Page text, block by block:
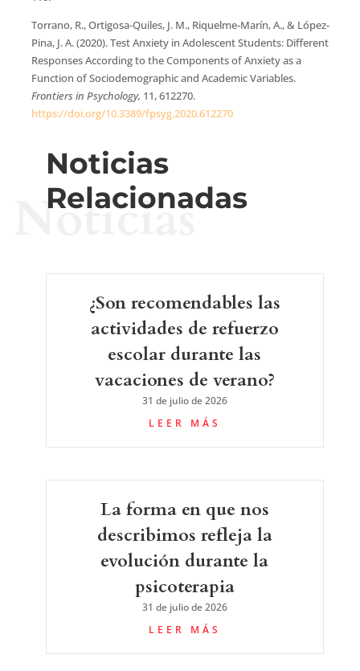
Torrano, R., Ortigosa-Quiles, J. M., Riquelme-Marín, A., & López-
Pina, J. A. (2020). Test Anxiety in Adolescent Students: Different
Responses According to the Components of Anxiety as a
Function of Sociodemographic and Academic Variables.
Frontiers in Psychology, 11, 612270.
https://doi.org/10.3389/fpsyg.2020.612270
Noticias
Relacionadas
Noticias
¿Son recomendables las
actividades de refuerzo
escolar durante las
vacaciones de verano?
31 de julio de 2026
LEER MÁS
La forma en que nos
describimos refleja la
evolución durante la
psicoterapia
31 de julio de 2026
LEER MÁS